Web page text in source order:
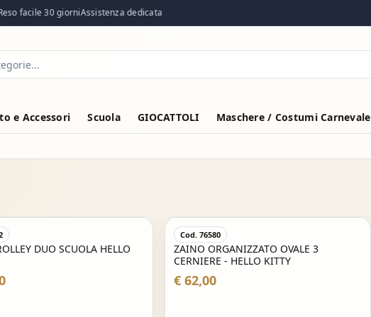
facile 30 giorniAssistenza dedicata
e Accessori Scuola GIOCATTOLI Maschere / Costumi Carnevale
DUO SCUOLA HELLO
Cod. 76580
ZAINO ORGANIZZATO OVALE 3
CERNIERE - HELLO KITTY
€ 62,00